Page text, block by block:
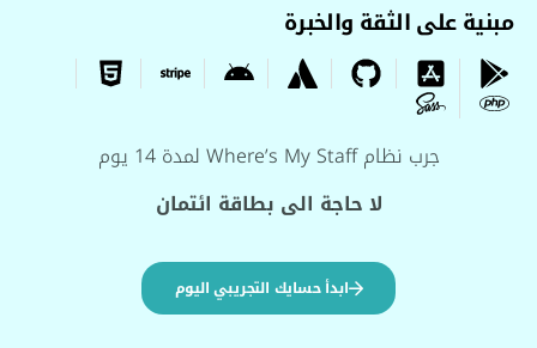
مبنية على الثقة والخبرة
جرب نظام Where’s My Staff لمدة 14 يوم
لا حاجة الى بطاقة ائتمان
ابدأ حسايك التجريبي اليوم